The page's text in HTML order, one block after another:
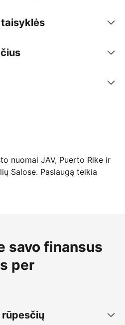
taisyklės
dabar
nuomai JAV, Puerto Rike ir
Salose. Paslaugą teikia
savo finansus
per
rūpesčių